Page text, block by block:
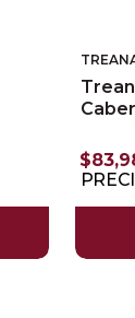
$83,